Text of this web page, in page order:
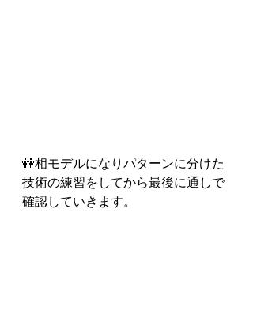
👭相モデルになりパターンに分けた
技術の練習をしてから最後に通しで
確認していきます。